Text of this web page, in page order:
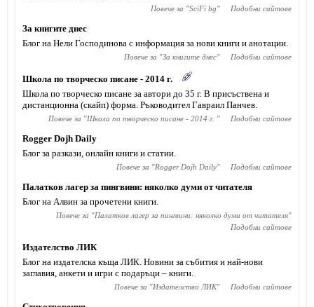
Повече за "SciFi bg" Подобни сайтове
За книгите днес
Блог на Нели Господинова с информация за нови книги и анотации.
Повече за "За книгите днес" Подобни сайтове
Школа по творческо писане - 2014 г.
Школа по творческо писане за автори до 35 г. В присъствена и
дистанционна (скайп) форма. Ръководител Гавраил Панчев.
Повече за "Школа по творческо писане - 2014 г. " Подобни сайтове
Rogger Dojh Daily
Блог за разкази, онлайн книги и статии.
Повече за "Rogger Dojh Daily" Подобни сайтове
Палатков лагер за пингвини: няколко думи от читателя
Блог на Алвин за прочетени книги.
Повече за "Палатков лагер за пингвини: няколко думи от читателя"
Подобни сайтове
Издателство ЛИК
Блог на издателска къща ЛИК. Новини за събития и най-нови
заглавия, анкети и игри с подаръци – книги.
Повече за "Издателство ЛИК" Подобни сайтове